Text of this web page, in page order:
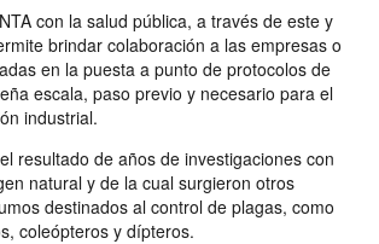
con la salud pública, a través de este y
brindar colaboración a las empresas o
en la puesta a punto de protocolos de
escala, paso previo y necesario para el
industrial.
resultado de años de investigaciones con
natural y de la cual surgieron otros
destinados al control de plagas, como
coleópteros y dípteros.